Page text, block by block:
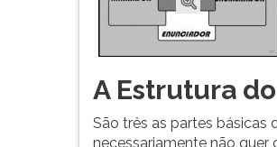
A Estrutura
São três as partes básicas
necessariamente não quer